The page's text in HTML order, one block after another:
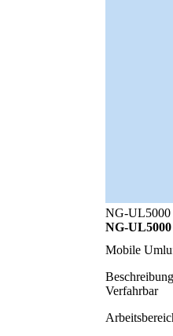
NG-UL5000
NG-UL5000
Mobile
Verfahrbar